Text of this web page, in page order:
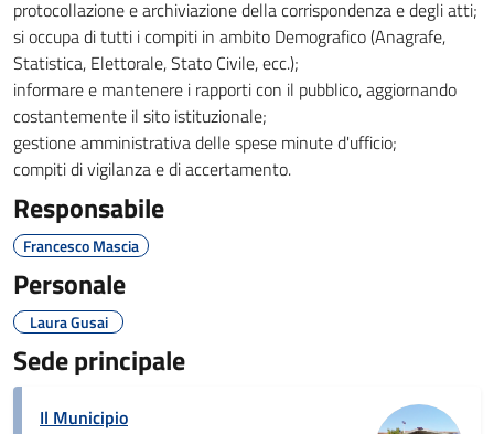
protocollazione e archiviazione della corrispondenza e degli atti;
si occupa di tutti i compiti in ambito Demografico (Anagrafe,
Statistica, Elettorale, Stato Civile, ecc.);
informare e mantenere i rapporti con il pubblico, aggiornando
costantemente il sito istituzionale;
gestione amministrativa delle spese minute d'ufficio;
compiti di vigilanza e di accertamento.
Responsabile
Francesco Mascia
Personale
Laura Gusai
Sede principale
Il Municipio